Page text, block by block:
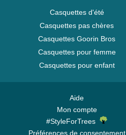
Casquettes d'été
Casquettes pas chères
Casquettes Goorin Bros
Casquettes pour femme
Casquettes pour enfant
Aide
Mon compte
#StyleForTrees
Préférences de consentement